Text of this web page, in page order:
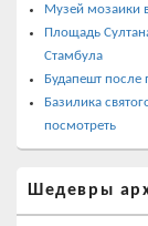
Музей мозаики
Площадь
Стамбула
Будапешт после
Базилика
посмотреть
Шедевры